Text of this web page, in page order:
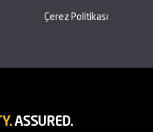
Çerez Politikası